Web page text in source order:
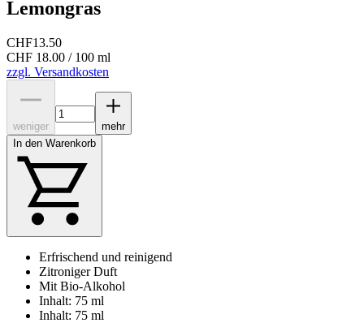
Lemongras
CHF13.50
CHF 18.00 / 100 ml
zzgl. Versandkosten
weniger
mehr
In den Warenkorb
Erfrischend und reinigend
Zitroniger Duft
Mit Bio-Alkohol
Inhalt: 75 ml
Inhalt: 75 ml